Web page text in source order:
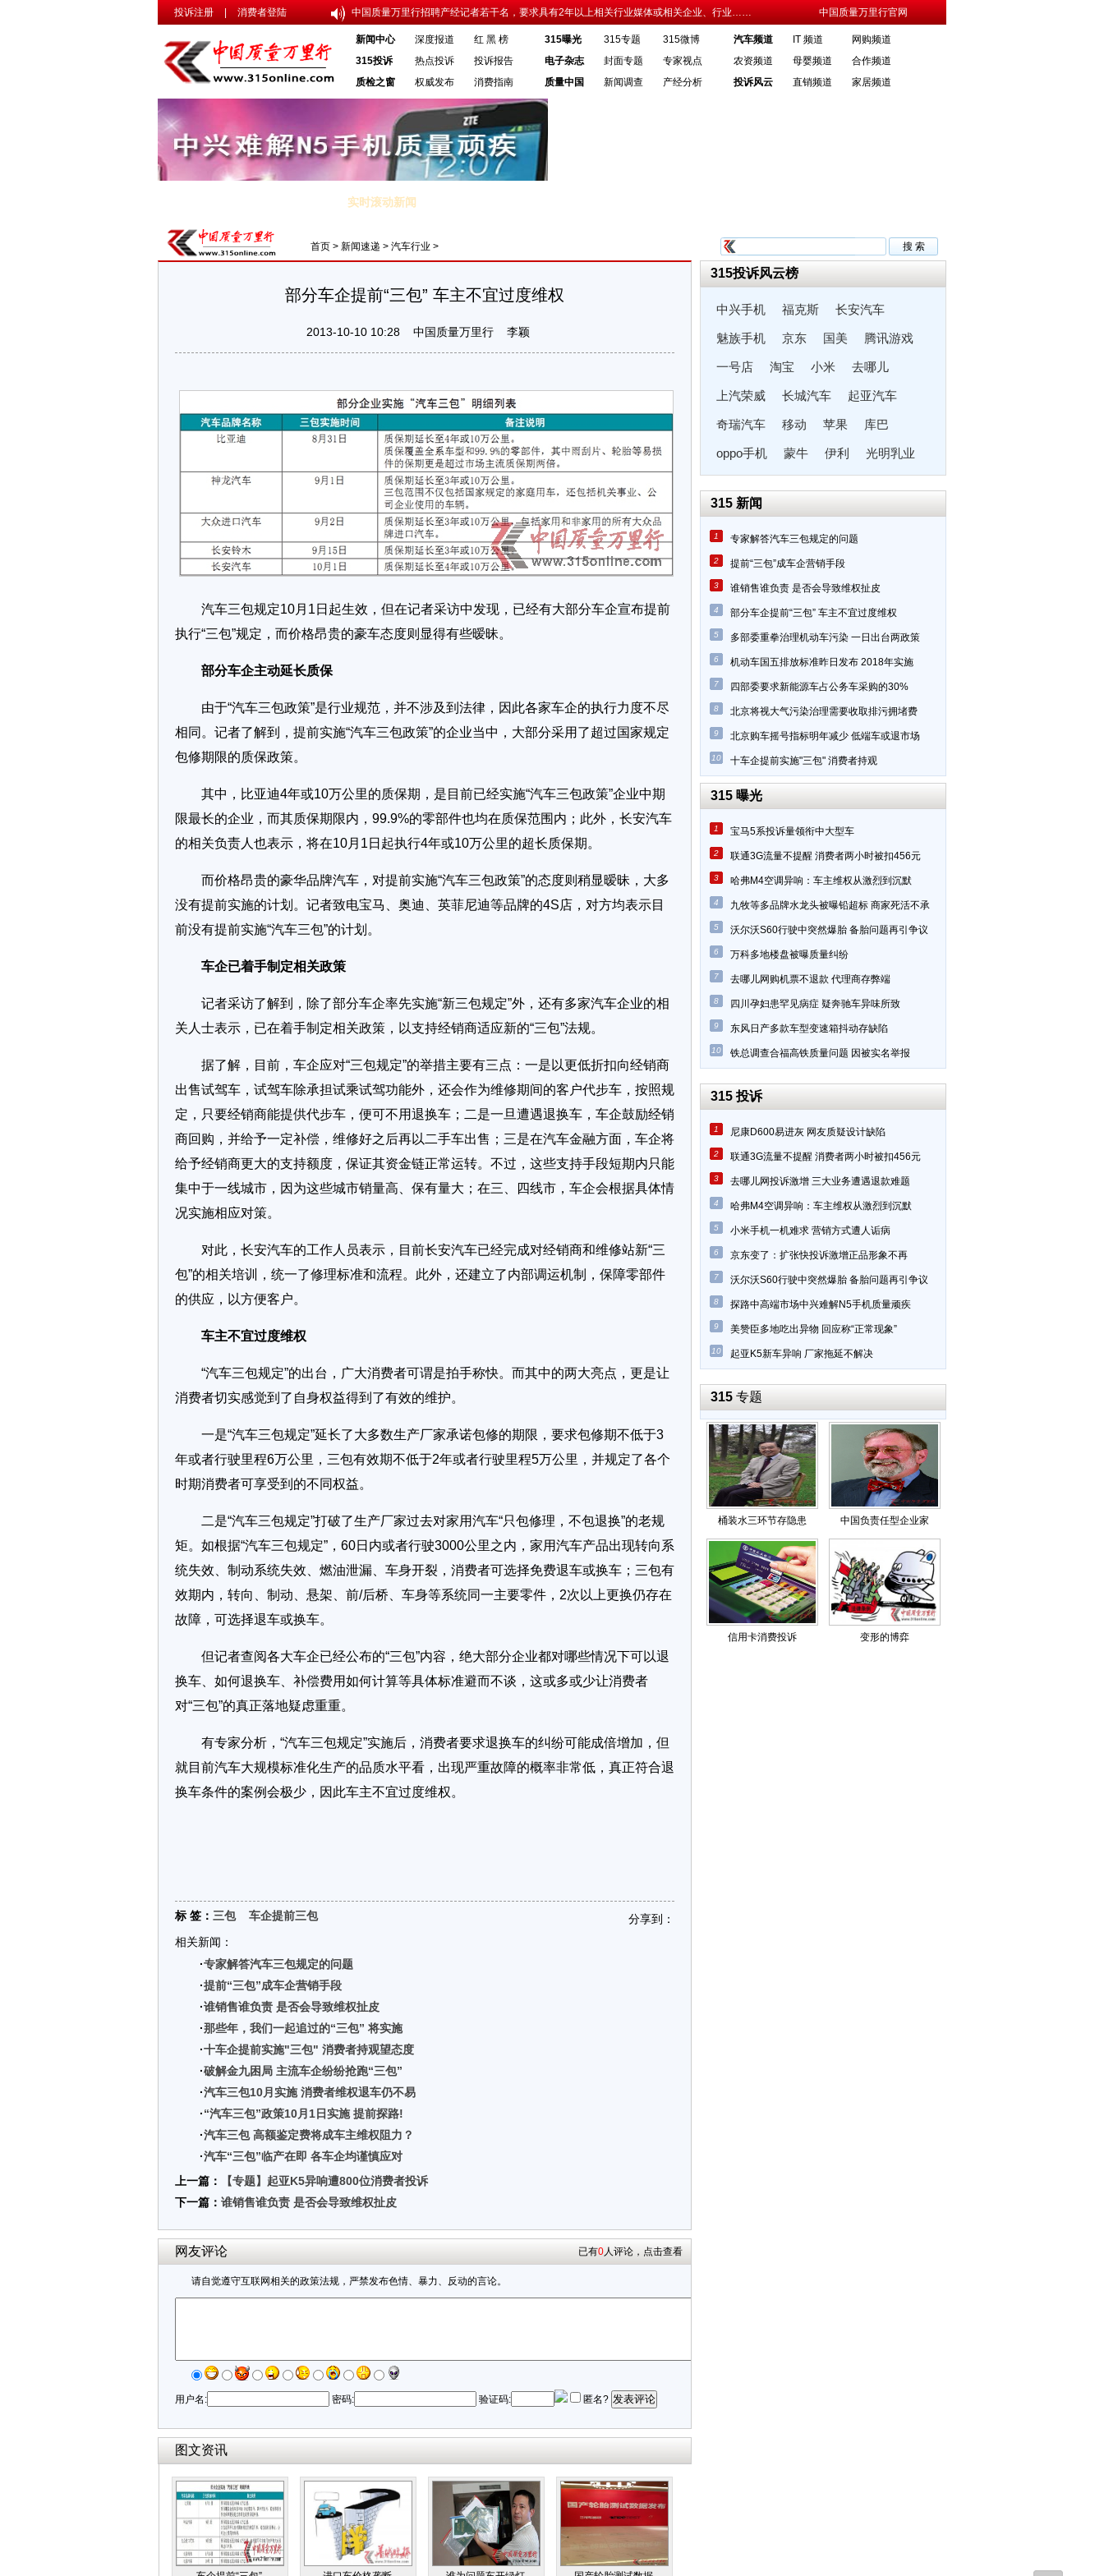
投诉注册 消费者登陆 中国质量万里行招聘产经记者若干名，要求具有2年以上相关行业媒体或相关企业、行业…… 中国质量万里行官网
新闻中心 深度报道
红 黑 榜
315投诉
热点投诉
投诉报告
质检之窗
权威发布 消费指南
315曝光 315专题
315微博
电子杂志
封面专题
专家视点
质量中国
新闻调查 产经分析
汽车频道 IT 频道
网购频道
农资频道
母婴频道
合作频道
投诉风云
直销频道 家居频道
实时滚动新闻
·违规医疗医药广告为何屡禁不止 ·奶农不赚钱大批退市 乳企成本增加 ·专家解答汽车三包规定的问题 ·谁销售谁负责 是否会导致维权扯皮 ·部分车企提前“三包” 车主不宜过度维
首页 > 新闻速递 > 汽车行业 >
部分车企提前“三包” 车主不宜过度维权
2013-10-10 10:28 中国质量万里行 李颖
汽车三包规定10月1日起生效，但在记者采访中发现，已经有大部分车企宣布提前
执行“三包”规定，而价格昂贵的豪车态度则显得有些暧昧。
部分车企主动延长质保
由于“汽车三包政策”是行业规范，并不涉及到法律，因此各家车企的执行力度不尽
相同。记者了解到，提前实施“汽车三包政策”的企业当中，大部分采用了超过国家规定
包修期限的质保政策。
其中，比亚迪4年或10万公里的质保期，是目前已经实施“汽车三包政策”企业中期
限最长的企业，而其质保期限内，99.9%的零部件也均在质保范围内；此外，长安汽车
的相关负责人也表示，将在10月1日起执行4年或10万公里的超长质保期。
而价格昂贵的豪华品牌汽车，对提前实施“汽车三包政策”的态度则稍显暧昧，大多
没有提前实施的计划。记者致电宝马、奥迪、英菲尼迪等品牌的4S店，对方均表示目
前没有提前实施“汽车三包”的计划。
车企已着手制定相关政策
记者采访了解到，除了部分车企率先实施“新三包规定”外，还有多家汽车企业的相
关人士表示，已在着手制定相关政策，以支持经销商适应新的“三包”法规。
据了解，目前，车企应对“三包规定”的举措主要有三点：一是以更低折扣向经销商
出售试驾车，试驾车除承担试乘试驾功能外，还会作为维修期间的客户代步车，按照规
定，只要经销商能提供代步车，便可不用退换车；二是一旦遭遇退换车，车企鼓励经销
商回购，并给予一定补偿，维修好之后再以二手车出售；三是在汽车金融方面，车企将
给予经销商更大的支持额度，保证其资金链正常运转。不过，这些支持手段短期内只能
集中于一线城市，因为这些城市销量高、保有量大；在三、四线市，车企会根据具体情
况实施相应对策。
对此，长安汽车的工作人员表示，目前长安汽车已经完成对经销商和维修站新“三
包”的相关培训，统一了修理标准和流程。此外，还建立了内部调运机制，保障零部件
的供应，以方便客户。
车主不宜过度维权
“汽车三包规定”的出台，广大消费者可谓是拍手称快。而其中的两大亮点，更是让
消费者切实感觉到了自身权益得到了有效的维护。
一是“汽车三包规定”延长了大多数生产厂家承诺包修的期限，要求包修期不低于3
年或者行驶里程6万公里，三包有效期不低于2年或者行驶里程5万公里，并规定了各个
时期消费者可享受到的不同权益。
二是“汽车三包规定”打破了生产厂家过去对家用汽车“只包修理，不包退换”的老规
矩。如根据“汽车三包规定”，60日内或者行驶3000公里之内，家用汽车产品出现转向系
统失效、制动系统失效、燃油泄漏、车身开裂，消费者可选择免费退车或换车；三包有
效期内，转向、制动、悬架、前/后桥、车身等系统同一主要零件，2次以上更换仍存在
故障，可选择退车或换车。
但记者查阅各大车企已经公布的“三包”内容，绝大部分企业都对哪些情况下可以退
换车、如何退换车、补偿费用如何计算等具体标准避而不谈，这或多或少让消费者
对“三包”的真正落地疑虑重重。
有专家分析，“汽车三包规定”实施后，消费者要求退换车的纠纷可能成倍增加，但
就目前汽车大规模标准化生产的品质水平看，出现严重故障的概率非常低，真正符合退
换车条件的案例会极少，因此车主不宜过度维权。
标 签： 三包 车企提前三包
分享到：
相关新闻：
·专家解答汽车三包规定的问题
·提前“三包”成车企营销手段
·谁销售谁负责 是否会导致维权扯皮
·那些年，我们一起追过的“三包” 将实施
·十车企提前实施"三包" 消费者持观望态度
·破解金九困局 主流车企纷纷抢跑“三包”
·汽车三包10月实施 消费者维权退车仍不易
·“汽车三包”政策10月1日实施 提前探路!
·汽车三包 高额鉴定费将成车主维权阻力？
·汽车“三包”临产在即 各车企均谨慎应对
上一篇：
【专题】起亚K5异响遭800位消费者投诉
下一篇： 谁销售谁负责 是否会导致维权扯皮
网友评论 已有0人评论，点击查看
请自觉遵守互联网相关的政策法规，严禁发布色情、暴力、反动的言论。
用户名: 密码: 验证码: 匿名? 发表评论
图文资讯
315投诉风云榜
中兴手机 福克斯 长安汽车
魅族手机 京东 国美 腾讯游戏
一号店 淘宝 小米 去哪儿
上汽荣威 长城汽车 起亚汽车
奇瑞汽车 移动 苹果 库巴
oppo手机 蒙牛 伊利 光明乳业
315 新闻
1 专家解答汽车三包规定的问题
2 提前“三包”成车企营销手段
3 谁销售谁负责 是否会导致维权扯皮
4 部分车企提前“三包” 车主不宜过度维权
5 多部委重拳治理机动车污染 一日出台两政策
6 机动车国五排放标准昨日发布 2018年实施
7 四部委要求新能源车占公务车采购的30%
8 北京将视大气污染治理需要收取排污拥堵费
9 北京购车摇号指标明年减少 低端车或退市场
10 十车企提前实施"三包" 消费者持观
315 曝光
1 宝马5系投诉量领衔中大型车
2 联通3G流量不提醒 消费者两小时被扣456元
3 哈弗M4空调异响：车主维权从激烈到沉默
4 九牧等多品牌水龙头被曝铅超标 商家死活不承
5 沃尔沃S60行驶中突然爆胎 备胎问题再引争议
6 万科多地楼盘被曝质量纠纷
7 去哪儿网购机票不退款 代理商存弊端
8 四川孕妇患罕见病症 疑奔驰车异味所致
9 东风日产多款车型变速箱抖动存缺陷
10 铁总调查合福高铁质量问题 因被实名举报
315投诉
1 尼康D600易进灰 网友质疑设计缺陷
2 联通3G流量不提醒 消费者两小时被扣456元
3 去哪儿网投诉激增 三大业务遭遇退款难题
4 哈弗M4空调异响：车主维权从激烈到沉默
5 小米手机一机难求 营销方式遭人诟病
6 京东变了：扩张快投诉激增正品形象不再
7 沃尔沃S60行驶中突然爆胎 备胎问题再引争议
8 探路中高端市场中兴难解N5手机质量顽疾
9 美赞臣多地吃出异物 回应称“正常现象”
10 起亚K5新车异响 厂家拖延不解决
315 专题
桶装水三环节存隐患 中国负责任型企业家
信用卡消费投诉 变形的博弈